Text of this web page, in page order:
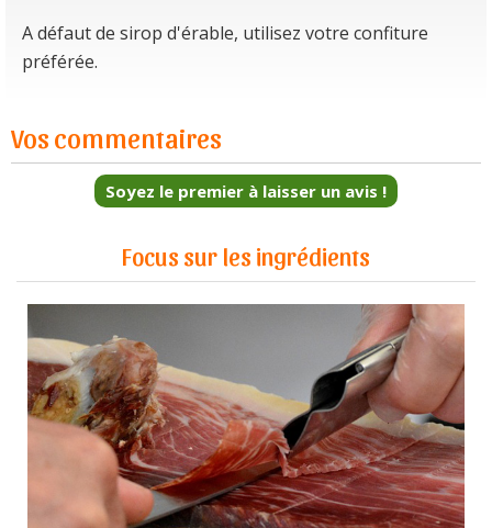
A défaut de sirop d'érable, utilisez votre confiture
préférée.
Vos commentaires
Soyez le premier à laisser un avis !
Focus sur les ingrédients